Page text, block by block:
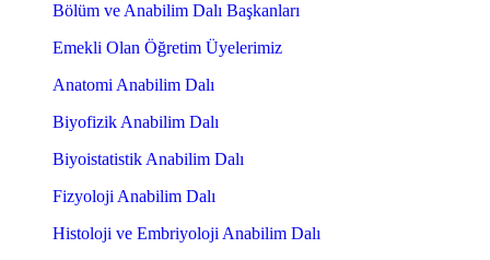
Bölüm ve Anabilim Dalı Başkanları
Emekli Olan Öğretim Üyelerimiz
Anatomi Anabilim Dalı
Biyofizik Anabilim Dalı
Biyoistatistik Anabilim Dalı
Fizyoloji Anabilim Dalı
Histoloji ve Embriyoloji Anabilim Dalı